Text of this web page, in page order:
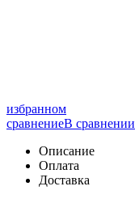
избранном
сравнениеВ сравнении
Описание
Оплата
Доставка